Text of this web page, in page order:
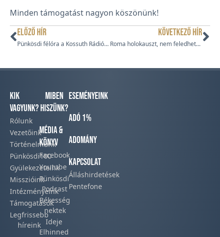
Minden támogatást nagyon köszönünk!
ELŐZŐ HÍR
Pünkösdi félóra a Kossuth Rádióban
KÖVETKEZŐ HÍR
Roma holokauszt, nem feledhető emberi sorsok
Kik
vagyunk?
Rólunk
Vezetőink
Történelmünk​
Pünkösdi100
Gyülekezeteink​
Misszióink​
Intézményeink
Támogatások
Legfrissebb
híreink​
Miben
hiszünk?
Média &
Könyv
Facebook​
Youtube
Pünkösdi
Podcast​
Békesség
nektek
Ideje
Elhinned
Eseményeink
Adó 1%
Adomány
Kapcsolat
Álláshirdetések
Pentefone